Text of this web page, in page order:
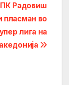
Радовиш
пласман во
лига на